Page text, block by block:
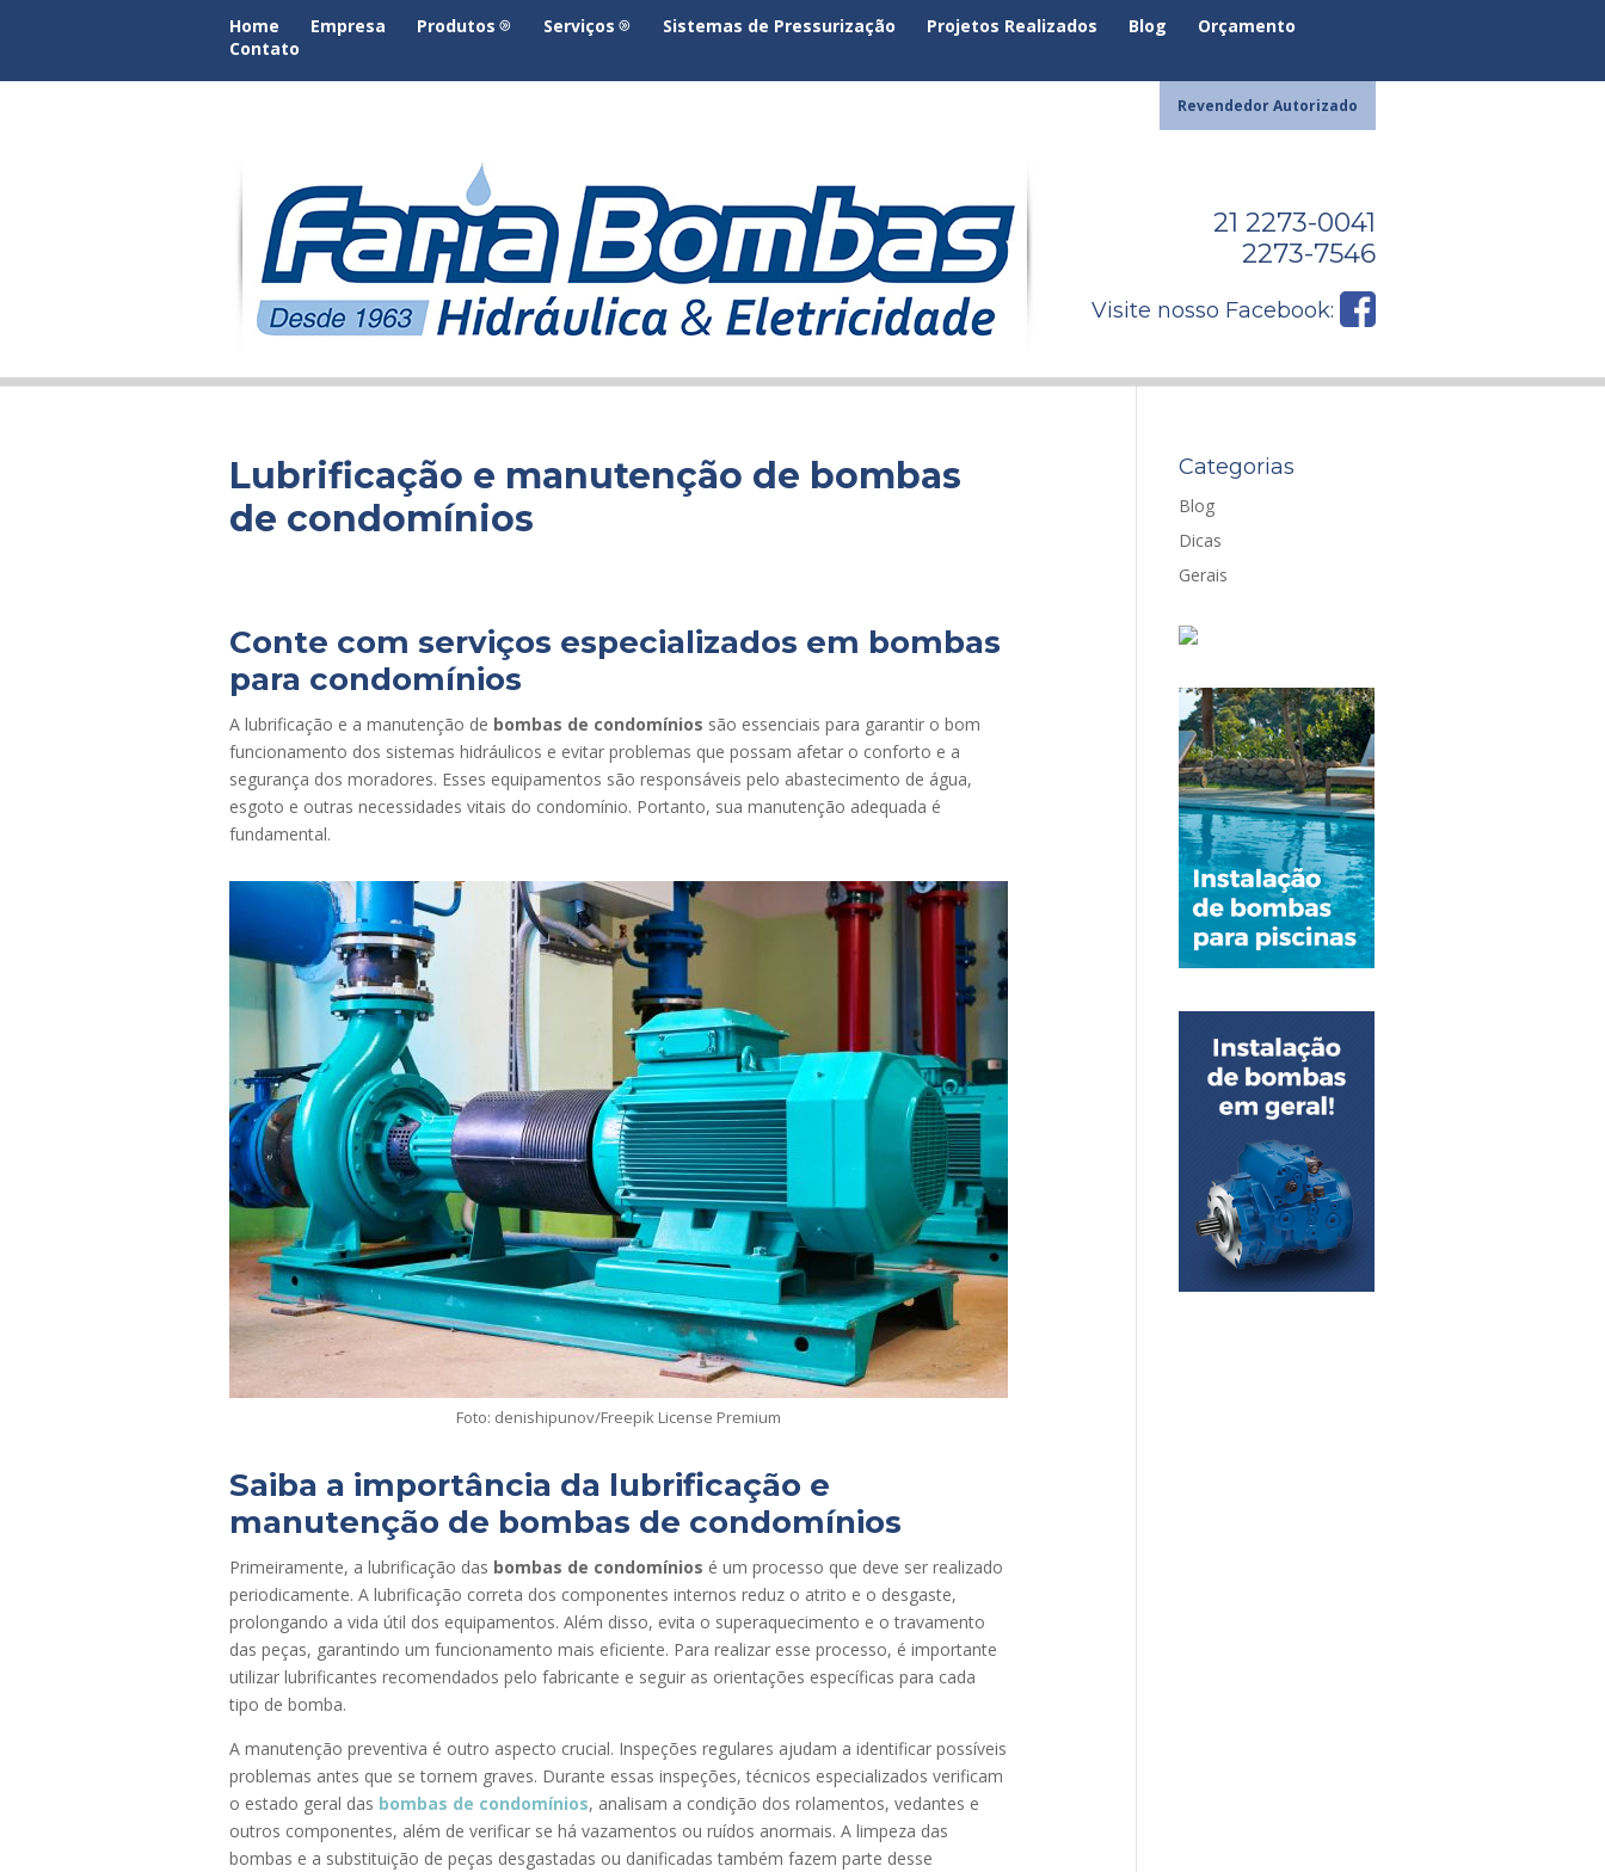
Home Empresa Produtos Serviços Sistemas de Pressurização Projetos Realizados Blog
Orçamento
Contato
Revendedor Autorizado
21 2273-0041
2273-7546
Visite nosso Facebook:
Lubrificação e manutenção de bombas
de condomínios
Conte com serviços especializados em bombas
para condomínios
A lubrificação e a manutenção de bombas de condomínios são essenciais para garantir o bom
funcionamento dos sistemas hidráulicos e evitar problemas que possam afetar o conforto e a
segurança dos moradores. Esses equipamentos são responsáveis pelo abastecimento de água,
esgoto e outras necessidades vitais do condomínio. Portanto, sua manutenção adequada é
fundamental.
Foto: denishipunov/Freepik License Premium
Saiba a importância da lubrificação e
manutenção de bombas de condomínios
Primeiramente, a lubrificação das bombas de condomínios é um processo que deve ser realizado
periodicamente. A lubrificação correta dos componentes internos reduz o atrito e o desgaste,
prolongando a vida útil dos equipamentos. Além disso, evita o superaquecimento e o travamento
das peças, garantindo um funcionamento mais eficiente. Para realizar esse processo, é importante
utilizar lubrificantes recomendados pelo fabricante e seguir as orientações específicas para cada
tipo de bomba.
A manutenção preventiva é outro aspecto crucial. Inspeções regulares ajudam a identificar possíveis
problemas antes que se tornem graves. Durante essas inspeções, técnicos especializados verificam
o estado geral das bombas de condomínios, analisam a condição dos rolamentos, vedantes e
outros componentes, além de verificar se há vazamentos ou ruídos anormais. A limpeza das
bombas e a substituição de peças desgastadas ou danificadas também fazem parte desse
Categorias
Blog
Dicas
Gerais